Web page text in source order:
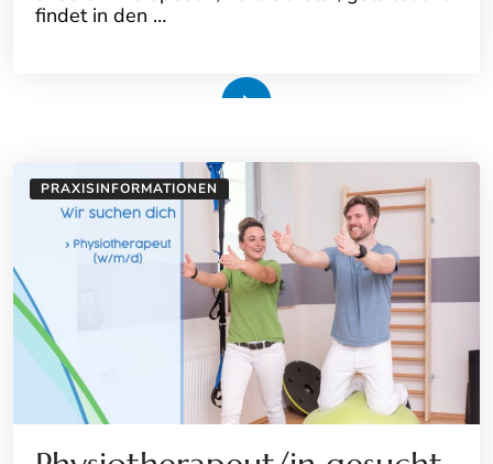
findet in den …
PRAXISINFORMATIONEN